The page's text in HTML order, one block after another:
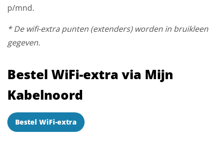
p/mnd.
* De wifi-extra punten (extenders) worden in bruikleen
gegeven.
Bestel WiFi-extra via Mijn
Kabelnoord
Bestel WiFi-extra